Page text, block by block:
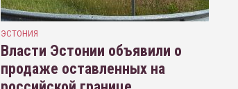
ЭСТОНИЯ
Власти Эстонии объявили о
продаже оставленных на